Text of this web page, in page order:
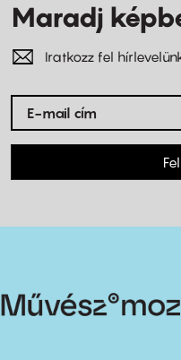
Maradj
Iratkozz fel